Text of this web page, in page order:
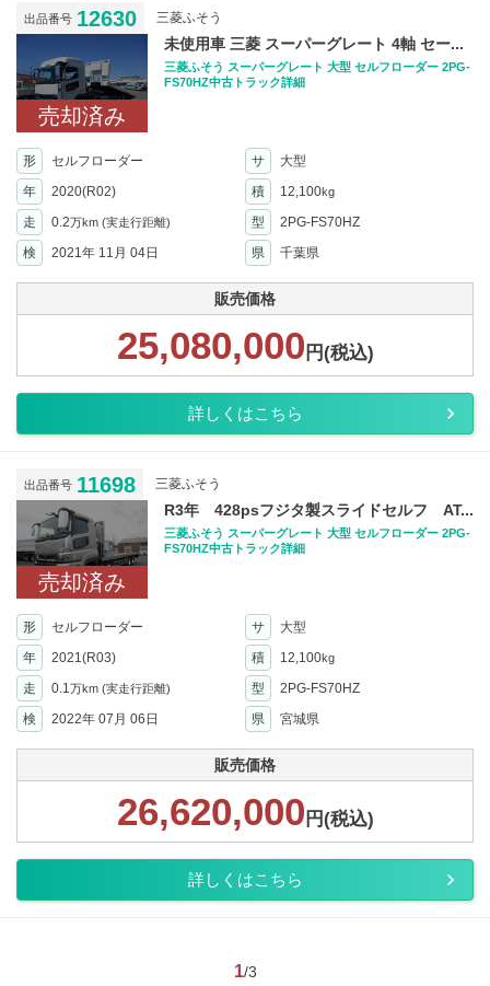
出品番号 12630 三菱ふそう
売却済み
未使用車 三菱 スーパーグレート 4軸 セー...
三菱ふそう スーパーグレート 大型 セルフローダー 2PG-
FS70HZ中古トラック詳細
形 セルフローダー サ
大型
年
2020(R02) 積 12,100kg
走 0.2万km (実走行距離) 型
2PG-FS70HZ
検
2021年 11月 04日 県 千葉県
販売価格
25,080,000 円(税込)
詳しくはこちら
出品番号 11698 三菱ふそう
売却済み
R3年 428psフジタ製スライドセルフ AT...
三菱ふそう スーパーグレート 大型 セルフローダー 2PG-
FS70HZ中古トラック詳細
形 セルフローダー サ
大型
年
2021(R03) 積 12,100kg
走 0.1 万km (実走行距離) 型
2PG-FS70HZ
検
2022年 07月 06日 県 宮城県
販売価格
26,620,000 円(税込)
詳しくはこちら
1/3